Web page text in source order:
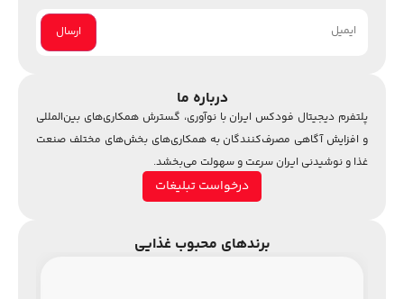
درباره ما
پلتفرم دیجیتال فودکس ایران با نوآوری، گسترش همکاری‌های بین‌المللی
و افزایش آگاهی مصرف‌کنندگان به همکاری‌های بخش‌های مختلف صنعت
غذا و نوشیدنی ایران سرعت و سهولت می‌بخشد.
درخواست تبلیغات
برندهای محبوب غذایی